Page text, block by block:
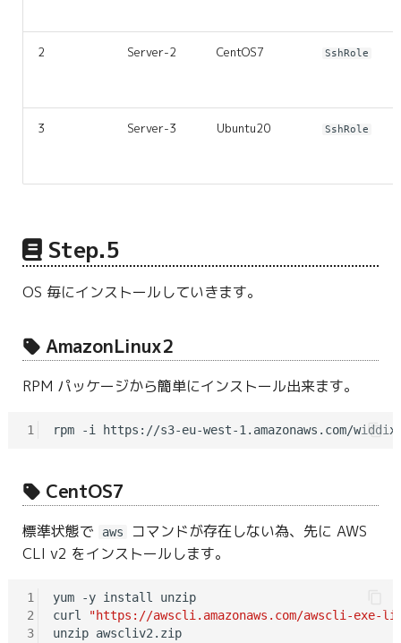
2 Server-2 CentOS7 SshRole
3 Server-3 Ubuntu20 SshRole
Step.5
OS 毎にインストールしていきます。
AmazonLinux2
RPM パッケージから簡単にインストール出来ます。
1
CentOS7
標準状態で aws
コマンドが存在しない為、先に AWS
CLI v2 をインストールします。
1
2
3
yum -y install unzip
curl
"https://awscli.amazonaws.com/awscli-exe-
unzip awscliv2.zip